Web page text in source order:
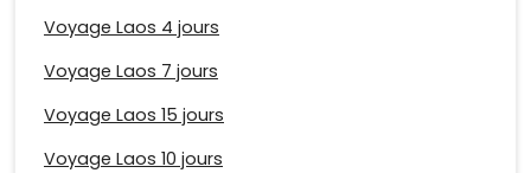
Voyage Laos 4 jours
Voyage Laos 7 jours
Voyage Laos 15 jours
Voyage Laos 10 jours